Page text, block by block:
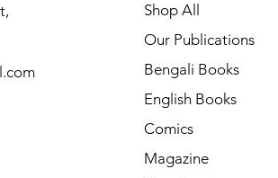
Shop All
Our Publications
Bengali Books
English Books
Comics
Magazine